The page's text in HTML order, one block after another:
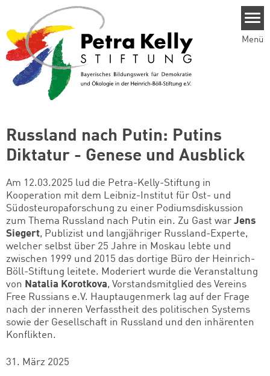
Menü
Russland nach Putin: Putins
Diktatur - Genese und Ausblick
Am 12.03.2025 lud die Petra-Kelly-Stiftung in
Kooperation mit dem Leibniz-Institut für Ost- und
Südosteuropaforschung zu einer Podiumsdiskussion
zum Thema Russland nach Putin ein. Zu Gast war Jens
Siegert, Publizist und langjähriger Russland-Experte,
welcher selbst über 25 Jahre in Moskau lebte und
zwischen 1999 und 2015 das dortige Büro der Heinrich-
Böll-Stiftung leitete. Moderiert wurde die Veranstaltung
von Natalia Korotkova, Vorstandsmitglied des Vereins
Free Russians e.V. Hauptaugenmerk lag auf der Frage
nach der inneren Verfasstheit des politischen Systems
sowie der Gesellschaft in Russland und den inhärenten
Konflikten.
31. März 2025